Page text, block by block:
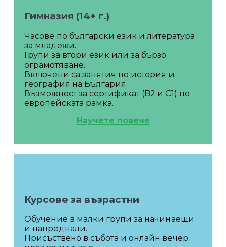
Гимназия (14+ г.)
Часове по български език и литература
за младежи.
Групи за втори език или за бързо
ограмотяване.
Включени са занятия по история и
география на България.
Възможност за сертификат (B2 и C1) по
европейската рамка.
Научете повече
Курсове за възрастни
Обучение в малки групи за начинаещи
и напреднали.
Присъствено в събота и онлайн вечер